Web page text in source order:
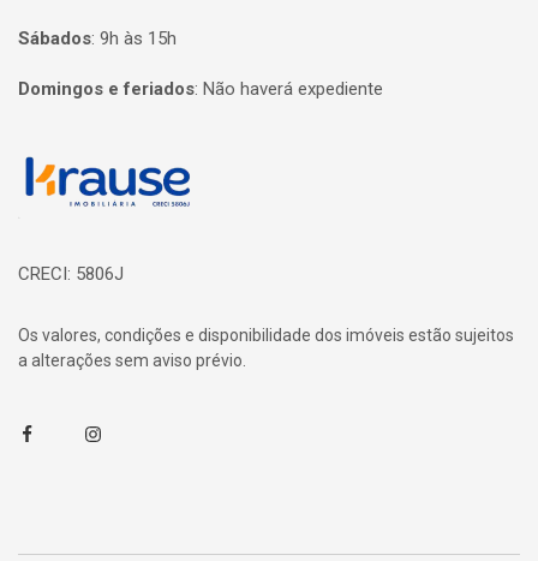
Sábados: 9h às 15h
Domingos e feriados: Não haverá expediente
Página inicial
CRECI: 5806J
Os valores, condições e disponibilidade dos imóveis estão sujeitos
a alterações sem aviso prévio.
FacebookInstagram